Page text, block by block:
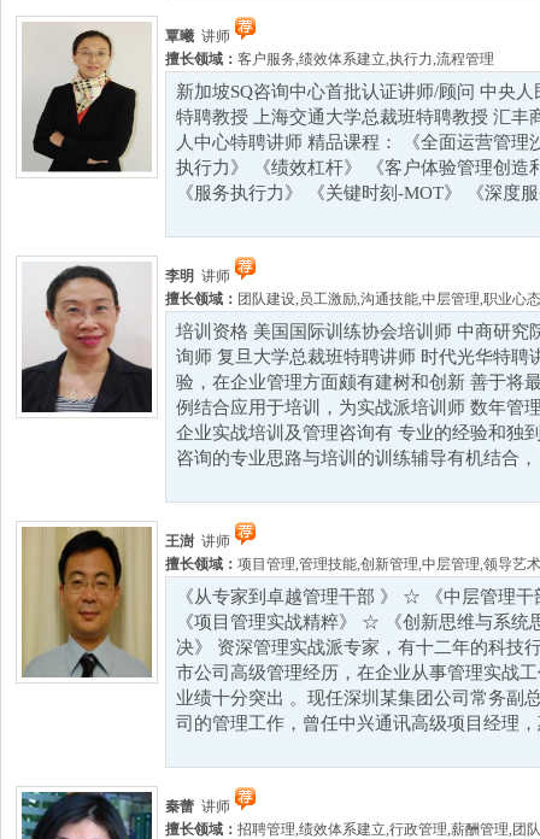
覃曦 讲师
擅长领域： 客户服务,绩效体系建立,执行力,流程管理
新加坡SQ咨询中心首批认证讲师/顾问 中央
特聘教授 上海交通大学总裁班特聘教授 汇丰
人中心特聘讲师 精品课程： 《全面运营管理
执行力》 《绩效杠杆》 《客户体验管理创造
《服务执行力》 《关键时刻-MOT》 《深度
李明 讲师
擅长领域： 团队建设, 员工激励,沟通技能,中层管理,职业心态
培训资格 美国国际训练协会培训师 中商研究
询师 复旦大学总裁班特聘讲师 时代光华特聘
验，在企业管理方面颇有建树和创新 善于将
例结合应用于培训，为实战派培训师 数年管
企业实战培训及管理咨询有 专业的经验和独
咨询的专业思路与培训的训练辅导有机结合
王澍 讲师
擅长领域： 项目管理,管理技能,创新管理,中层管理,领导艺术
《从专家到卓越管理干部 》 ☆ 《中层管理
《项目管理实战精粹》 ☆ 《创新思维与系
决》 资深管理实战派专家，有十二年的科技
市公司高级管理经历，在企业从事管理实战
业绩十分突出 。现任深圳某集团公司常务副
司的管理工作，曾任中兴通讯高级项目经理，
秦蕾 讲师
擅长领域： 招聘管理,绩效体系建立,行政管理,薪酬管理, 团